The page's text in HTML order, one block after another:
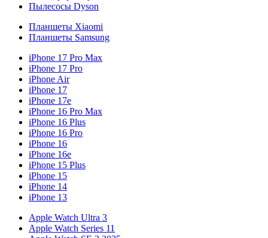
Пылесосы Dyson
Планшеты Xiaomi
Планшеты Samsung
iPhone 17 Pro Max
iPhone 17 Pro
iPhone Air
iPhone 17
iPhone 17e
iPhone 16 Pro Max
iPhone 16 Plus
iPhone 16 Pro
iPhone 16
iPhone 16e
iPhone 15 Plus
iPhone 15
iPhone 14
iPhone 13
Apple Watch Ultra 3
Apple Watch Series 11